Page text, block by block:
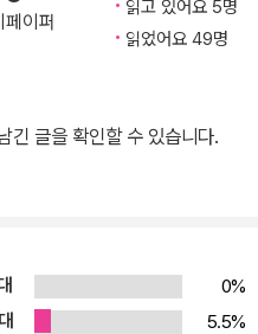
페이퍼
읽고 있어요 5명
읽었어요 49명
긴 글을 확인할 수 있습니다.
0%
5.5%